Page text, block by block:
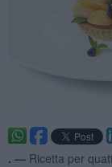
. — Ricetta per